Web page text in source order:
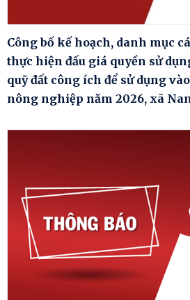
Công bố kế hoạch, danh mục
thực hiện đấu giá quyền sử
quỹ đất công ích để sử dụng
nông nghiệp năm 2026, xã